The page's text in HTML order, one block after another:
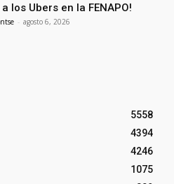
a los Ubers en la FENAPO!
- agosto 6, 2026
5558
4394
4246
1075